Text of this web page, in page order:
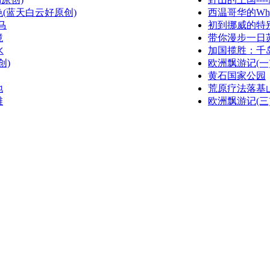
蓝天白云好原创)
)
西温哥华的
初到挪威的特
带你漫步一日
加国揽胜：千
欧洲飘游记(
黄石国家公园
荒原疗法落基
欧洲飘游记(